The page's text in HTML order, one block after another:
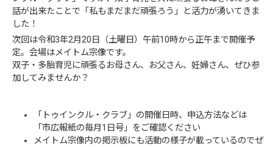
話が出来たことで「私もまだまだ頑張ろう」と活力が湧いてきま
した！
次回は令和3年2月20日（土曜日）午前10時から正午まで開催予
定。会場はメイトム宗像です。
双子・多胎育児に頑張るお母さん、お父さん、妊婦さん、ぜひ参
加してみませんか？
「トゥインクル・クラブ」の開催日時、申込方法などは
「市広報紙の毎月1日号」をご確認ください
メイトム宗像内の掲示板にも活動の様子が載っているのでぜ